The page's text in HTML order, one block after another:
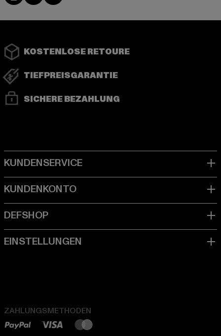
KOSTENLOSE RETOURE
TIEFPREISGARANTIE
SICHERE BEZAHLUNG
ZAHLUNGSMETHODEN